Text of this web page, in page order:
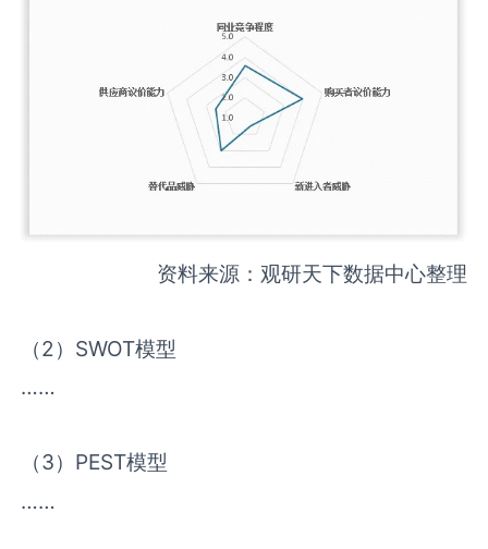
资料来源：观研天下数据中心整理
（2）SWOT模型
……
（3）PEST模型
……